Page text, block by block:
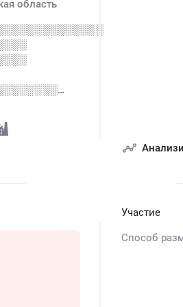
область
░░░░░░░░░░
Участие
Способ